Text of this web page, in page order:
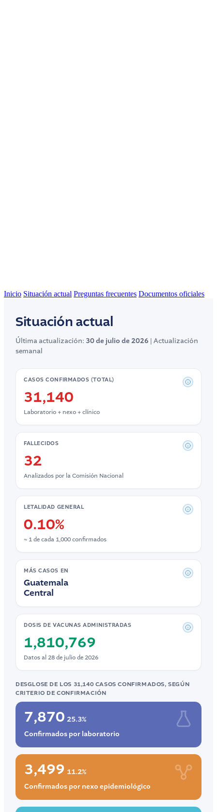
Inicio Situación actual Preguntas frecuentes Documentos oficiales
Situación actual
Última actualización: 30 de julio de 2026 | Actualización
semanal
CASOS CONFIRMADOS (TOTAL)
31,140
Laboratorio + nexo + clínico
FALLECIDOS
32
Analizados por la Comisión Nacional
LETALIDAD GENERAL
0.10%
≈ 1 de cada 1,000 confirmados
MÁS CASOS EN
Guatemala
Central
DOSIS DE VACUNAS ADMINISTRADAS
1,810,769
Datos al 28 de julio de 2026
DESGLOSE DE LOS 31,140 CASOS CONFIRMADOS, SEGÚN
CRITERIO DE CONFIRMACIÓN
7,870 25.3%
Confirmados por laboratorio
3,499 11.2%
Confirmados por nexo epidemiológico